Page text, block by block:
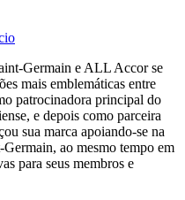
Germain e ALL Accor se
mais emblemáticas entre
patrocinadora principal do
e depois como parceira
sua marca apoiando-se na
ao mesmo tempo em
para seus membros e